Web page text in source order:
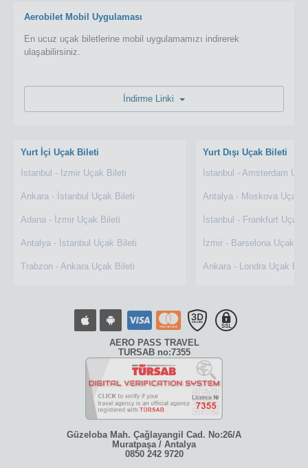
Aerobilet Mobil Uygulaması
En ucuz uçak biletlerine mobil uygulamamızı indirerek
ulaşabilirsiniz.
Yurt İçi Uçak Bileti
İstanbul - İzmir Uçak Bileti
Ankara - İstanbul Uçak Bileti
Adana - İzmir Uçak Bileti
Antalya - İstanbul Uçak Bileti
Trabzon - Ankara Uçak Bileti
Yurt Dışı Uçak Bileti
İstanbul - Amsterdam
Antalya - Moskova Uçak
İstanbul - Frankfurt Uçak
İzmir - Barselona Uçak
Ankara - Londra Uçak
AERO PASS TRAVEL
TURSAB no:7355
Güzeloba Mah. Çağlayangil Cad. No:26/A
Muratpaşa / Antalya
0850 242 9720